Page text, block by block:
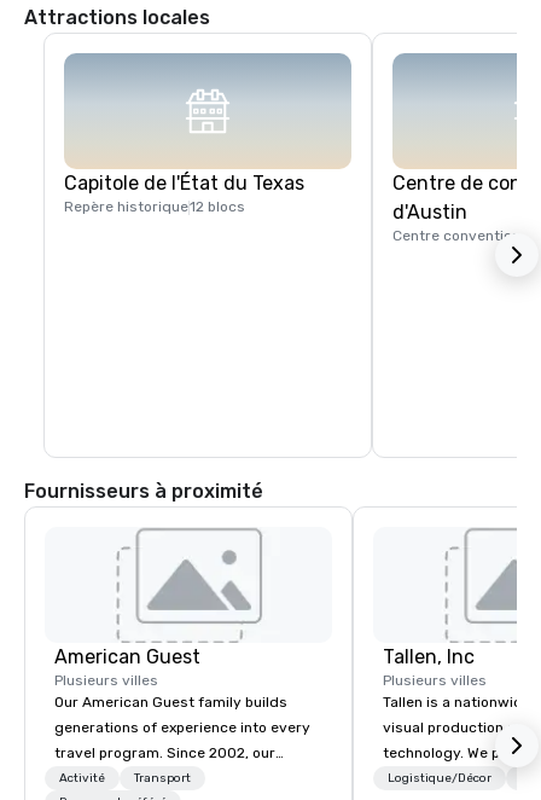
Attractions locales
Capitole de l'État du Texas
Repère historique12 blocs
Centre de
d'Austin
Centre convention
Fournisseurs à proximité
American Guest
Plusieurs villes
Our American Guest family builds
generations of experience into every
travel program. Since 2002, our
mission has been to capture the
Activité
Transport
Tallen, Inc
Plusieurs villes
Tallen is a nationwide
visual production and
technology. We
solutions — from
Logistique/Décor